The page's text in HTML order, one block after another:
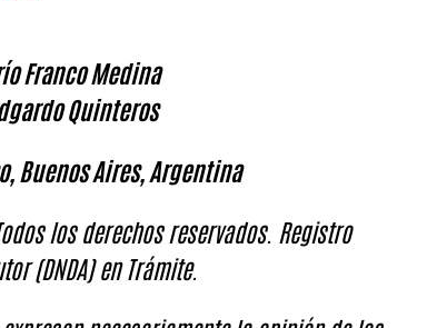
Franco Medina
Quinteros
Buenos Aires, Argentina
los derechos reservados. Registro
(DNDA) en Trámite.